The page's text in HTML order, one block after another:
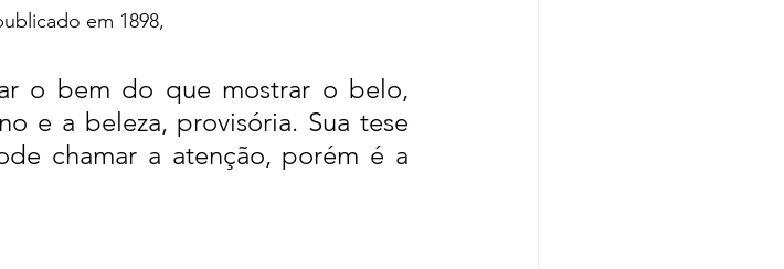
em 1898,
o bem do que mostrar o belo,
e a beleza, provisória. Sua tese
chamar a atenção, porém é a